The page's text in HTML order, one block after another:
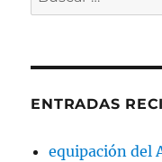
por:
ENTRADAS
equipación del